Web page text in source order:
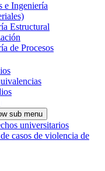
e Ingeniería
Estructural
de Procesos
sub menu
universitarios
casos de violencia de